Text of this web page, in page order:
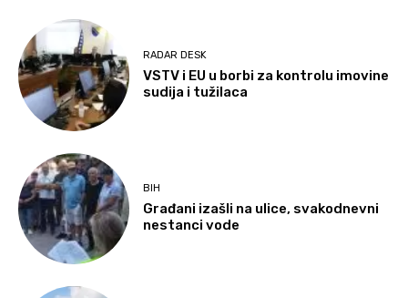
RADAR DESK
VSTV i EU u borbi za kontrolu imovine
sudija i tužilaca
BIH
Građani izašli na ulice, svakodnevni
nestanci vode